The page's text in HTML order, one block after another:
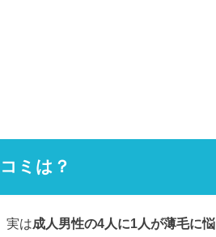
ミは？
実は成人男性の4人に1人が薄毛に悩